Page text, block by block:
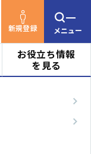
新規登録 メニュー
お役立ち情報
を見る